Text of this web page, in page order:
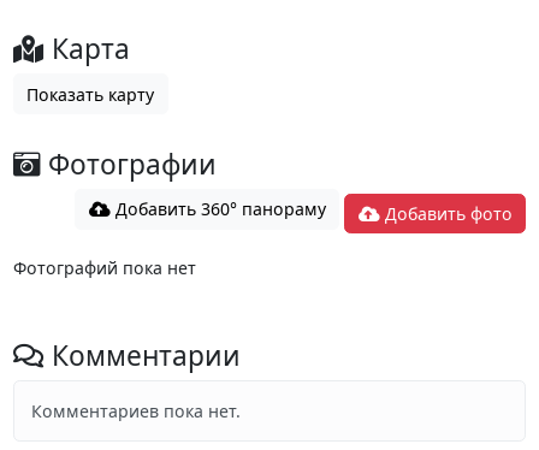
Карта
Показать карту
Фотографии
Добавить 360° панораму Добавить фото
Фотографий пока нет
Комментарии
Комментариев пока нет.